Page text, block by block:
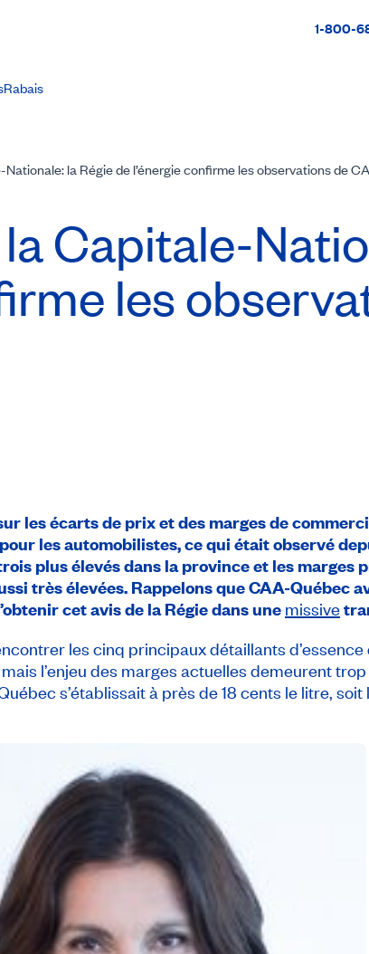
1-800-
Rabais
la Régie de l’énergie confirme les observations de
Capitale-
les
les écarts de prix et des marges de
les automobilistes, ce qui était observé
plus élevés dans la province et les marges
très élevées. Rappelons que CAA-Québec
cet avis de la Régie dans une missive
les cinq principaux détaillants
l’enjeu des marges actuelles demeurent
s’établissait à près de 18 cents le litre,